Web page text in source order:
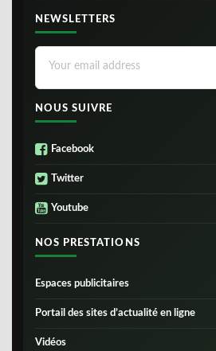
NEWSLETTERS
NOUS SUIVRE
Facebook
Twitter
Youtube
NOS PRESTATIONS
Espaces publicitaires
Portail des sites d’actualité en ligne
Vidéos